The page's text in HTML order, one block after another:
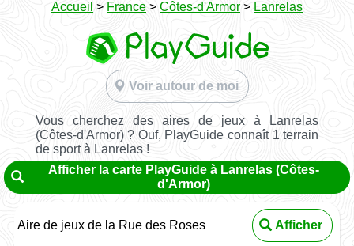
Accueil > France > Côtes-d'Armor > Lanrelas
Voir autour de moi
Vous cherchez des aires de jeux à Lanrelas
(Côtes-d'Armor) ? Ouf, PlayGuide connaît 1 terrain
de sport à Lanrelas !
Afficher la carte PlayGuide à Lanrelas (Côtes-
d'Armor)
Aire de jeux de la Rue des Roses Afficher